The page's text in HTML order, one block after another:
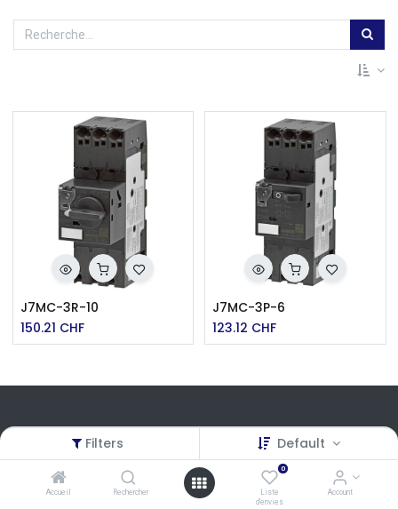
Filters Default
Accueil Rechercher
0
Liste
d'envies
Account
J7MC-3R-10
150.21 CHF
J7MC-3P-6
123.12 CHF
Liens utiles
Accueil